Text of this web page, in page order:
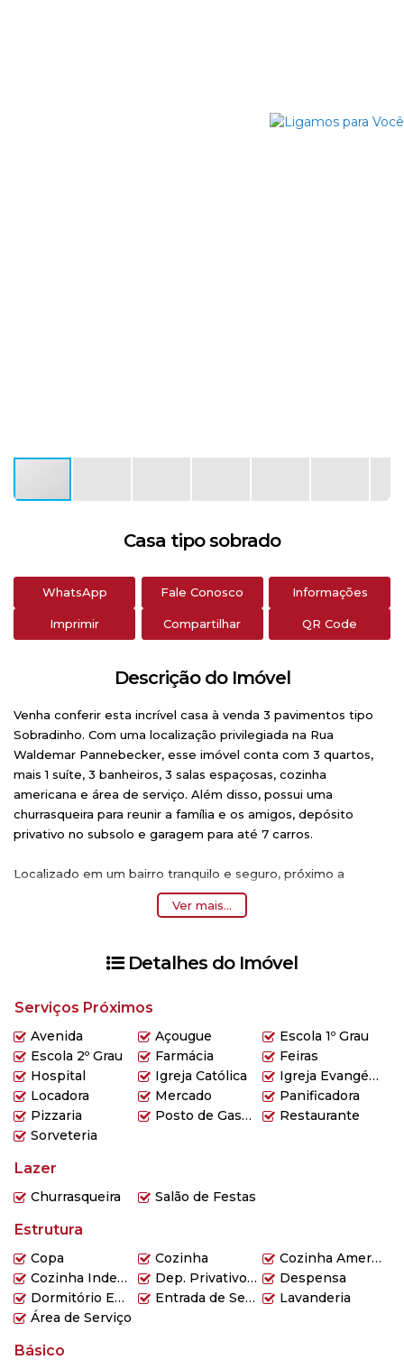
Casa tipo sobrado
WhatsApp Fale Conosco Informações
Imprimir Compartilhar QR Code
Descrição do Imóvel
Venha conferir esta incrível casa à venda 3 pavimentos tipo
Sobradinho. Com uma localização privilegiada na Rua
Waldemar Pannebecker, esse imóvel conta com 3 quartos,
mais 1 suíte, 3 banheiros, 3 salas espaçosas, cozinha
americana e área de serviço. Além disso, possui uma
churrasqueira para reunir a família e os amigos, depósito
privativo no subsolo e garagem para até 7 carros.
Localizado em um bairro tranquilo e seguro, próximo a
escolas, farmácias, feiras e com fácil acesso a avenidas e
serviços essenciais. Com uma área útil de 260 m2 e um
conforto e praticidade.
conhecer seu novo lar. Valor de venda R$ 1.150.000,00. Entre
em contato conosco para mais informações. Aguardamos por
você!
Ver mais...
Detalhes do Imóvel
Serviços Próximos
Avenida Açougue
Escola 1º Grau
Escola 2º Grau
Farmácia
Feiras
Hospital
Igreja Católica
Igreja Evangélica
Locadora
Mercado
Panificadora
Pizzaria
Posto de Gasolina
Restaurante
Sorveteria
Lazer
Churrasqueira Salão de Festas
Estrutura
Copa Cozinha
Cozinha Americana
Cozinha Independente
Dep. Privativo Subsolo
Despensa
Dormitório Empregada
Entrada de Serviço
Lavanderia
Área de Serviço
Básico